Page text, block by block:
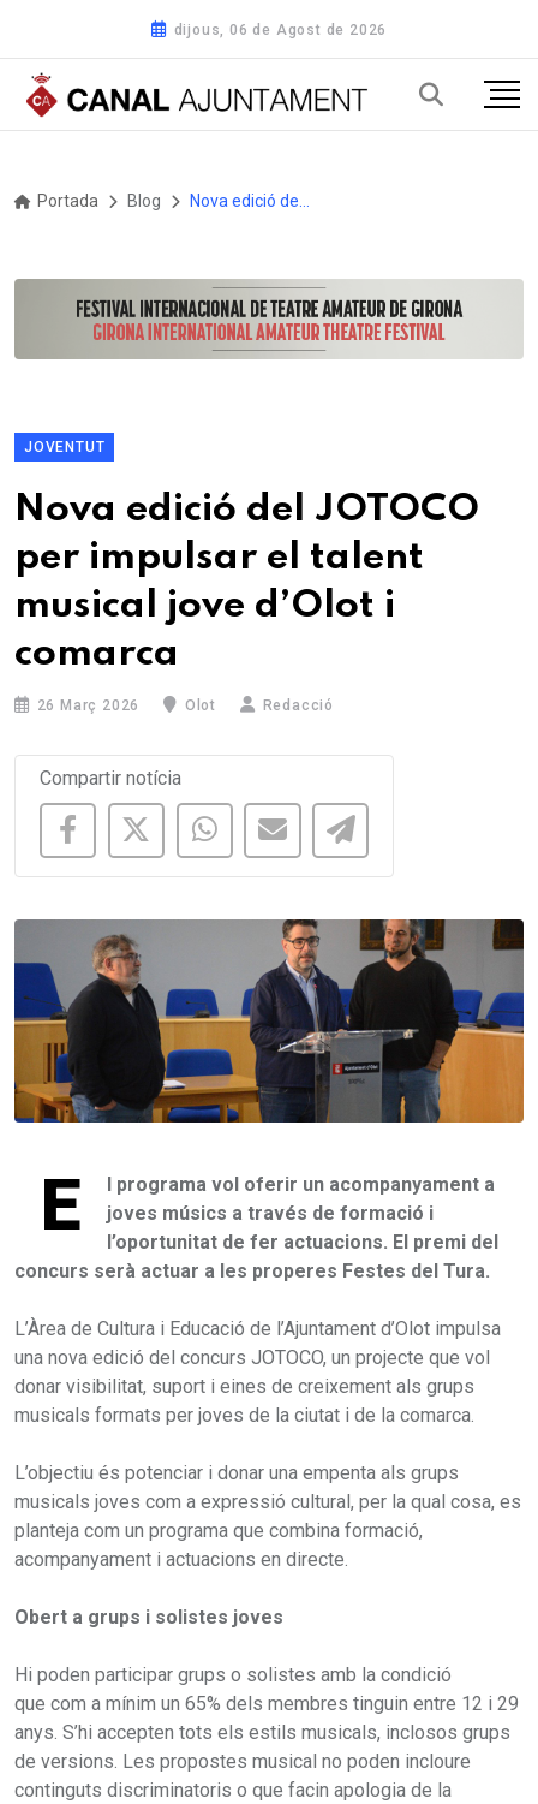
dijous, 06 de Agost de 2026
Portada Blog
JOVENTUT
Nova edició del JOTOCO
per impulsar el talent
musical jove d’Olot i
comarca
26 Març 2026 Olot Redacció
Compartir notícia
E
l programa vol oferir un acompanyament a
joves músics a través de formació i
l’oportunitat de fer actuacions. El premi del
concurs serà actuar a les properes Festes del Tura.
L’Àrea de Cultura i Educació de l’Ajuntament d’Olot impulsa
una nova edició del concurs JOTOCO, un projecte que vol
donar visibilitat, suport i eines de creixement als grups
musicals formats per joves de la ciutat i de la comarca.
L’objectiu és potenciar i donar una empenta als grups
musicals joves com a expressió cultural, per la qual cosa, es
planteja com un programa que combina formació,
acompanyament i actuacions en directe.
Obert a grups i solistes joves
Hi poden participar grups o solistes amb la condició
que com a mínim un 65% dels membres tinguin entre 12 i 29
anys. S’hi accepten tots els estils musicals, inclosos grups
de versions. Les propostes musical no poden incloure
continguts discriminatoris o que facin apologia de la